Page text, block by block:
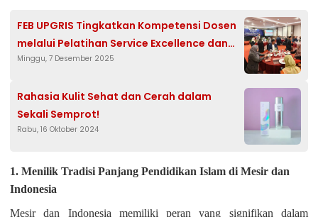
FEB UPGRIS Tingkatkan Kompetensi Dosen
melalui Pelatihan Service Excellence dan
Etika Table Manner
Minggu, 7 Desember 2025
Rahasia Kulit Sehat dan Cerah dalam
Sekali Semprot!
Rabu, 16 Oktober 2024
1. Menilik Tradisi Panjang Pendidikan Islam di Mesir dan
Indonesia
Mesir dan Indonesia memiliki peran yang signifikan dalam